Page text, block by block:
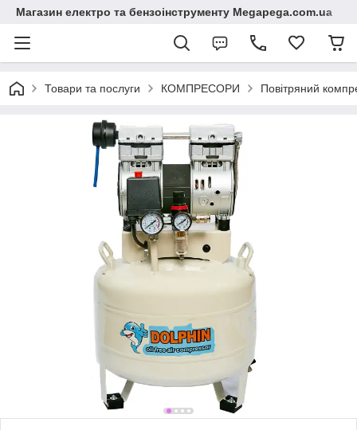
Магазин електро та бензоінструменту Megapega.com.ua
Товари та послуги КОМПРЕСОРИ Повітряний